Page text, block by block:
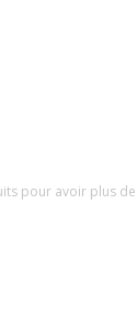
pour avoir plus